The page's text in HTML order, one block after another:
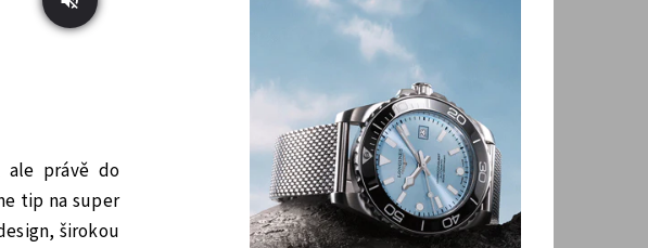
ale právě do
tip na super
širokou